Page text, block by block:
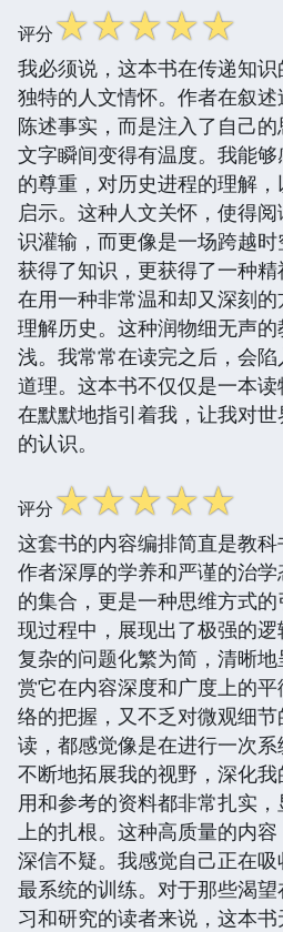
评分☆☆☆☆☆
我必须说，这本书在传递知
独特的人文情怀。作者在叙
陈述事实，而是注入了自己
文字瞬间变得有温度。我能
的尊重，对历史进程的理解
启示。这种人文关怀，使得
识灌输，而更像是一场跨越
获得了知识，更获得了一种
在用一种非常温和却又深刻
理解历史。这种润物细无声
浅。我常常在读完之后，会
道理。这本书不仅仅是一本读
在默默地指引着我，让我对
的认识。
评分☆☆☆☆☆
这套书的内容编排简直是教
作者深厚的学养和严谨的治
的集合，更是一种思维方式
现过程中，展现出了极强的
复杂的问题化繁为简，清晰
赏它在内容深度和广度上的
络的把握，又不乏对微观细
读，都感觉像是在进行一次
不断地拓展我的视野，深化
用和参考的资料都非常扎实
上的扎根。这种高质量的内
深信不疑。我感觉自己正在
最系统的训练。对于那些渴
习和研究的读者来说，这本书